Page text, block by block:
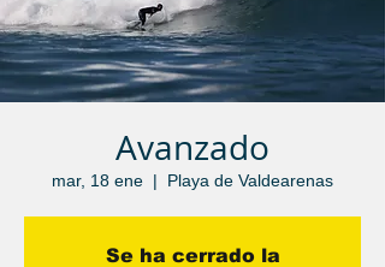
Avanzado
mar, 18 ene
  |
Playa de Valdearenas
Se ha cerrado la